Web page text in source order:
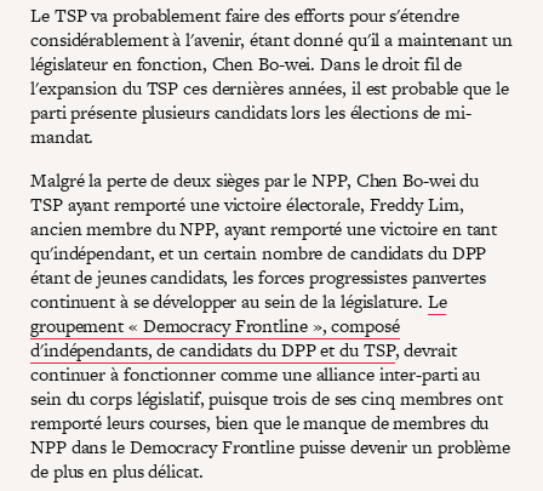
Le TSP va probablement faire des efforts pour s'étendre
considérablement à l'avenir, étant donné qu'il a maintenant un
législateur en fonction, Chen Bo-wei. Dans le droit fil de
l'expansion du TSP ces dernières années, il est probable que le
parti présente plusieurs candidats lors les élections de mi-
mandat.
Malgré la perte de deux sièges par le NPP, Chen Bo-wei du
TSP ayant remporté une victoire électorale, Freddy Lim,
ancien membre du NPP, ayant remporté une victoire en tant
qu'indépendant, et un certain nombre de candidats du DPP
étant de jeunes candidats, les forces progressistes panvertes
continuent à se développer au sein de la législature. Le
groupement « Democracy Frontline », composé
d'indépendants, de candidats du DPP et du TSP, devrait
continuer à fonctionner comme une alliance inter-parti au
sein du corps législatif, puisque trois de ses cinq membres ont
remporté leurs courses, bien que le manque de membres du
NPP dans le Democracy Frontline puisse devenir un problème
de plus en plus délicat.